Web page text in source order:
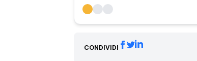
CONDIVIDI